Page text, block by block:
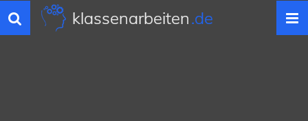
Toggle
navigation
klassenarbeiten.de